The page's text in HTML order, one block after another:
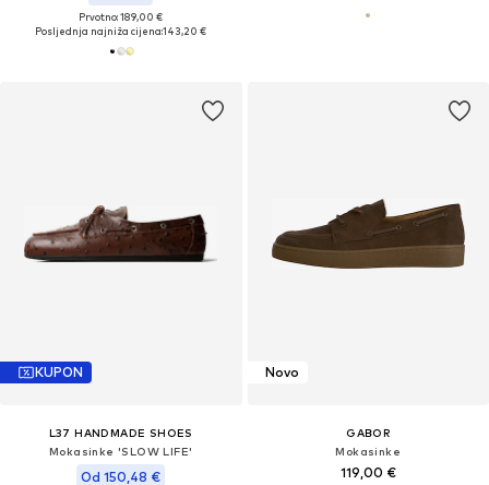
Prvotno: 189,00 €
Posljednja najniža cijena:143,20 €
KUPON
L37 HANDMADE SHOES
Mokasinke 'SLOW LIFE'
Od 150,48 €
Novo
GABOR
Mokasinke
119,00 €